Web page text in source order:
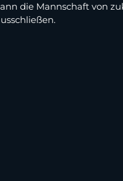
die Mannschaft von